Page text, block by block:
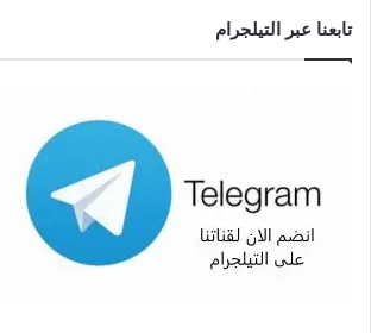
تابعنا عبر التيلجرام